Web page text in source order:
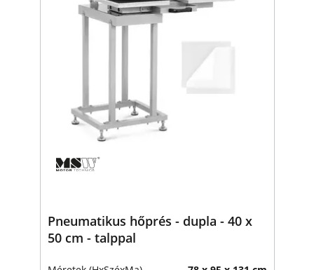
Pneumatikus hőprés - dupla - 40 x
50 cm - talppal